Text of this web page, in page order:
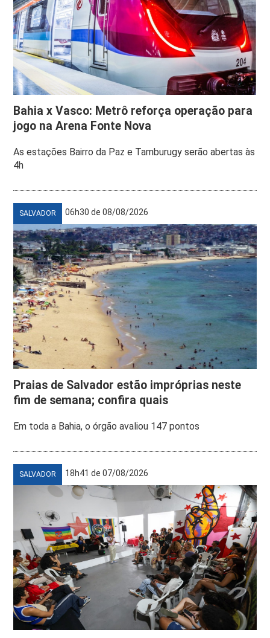
Bahia x Vasco: Metrô reforça operação para
jogo na Arena Fonte Nova
As estações Bairro da Paz e Tamburugy serão abertas às
4h
SALVADOR 06h30 de 08/08/2026
Praias de Salvador estão impróprias neste
fim de semana; confira quais
Em toda a Bahia, o órgão avaliou 147 pontos
SALVADOR 18h41 de 07/08/2026